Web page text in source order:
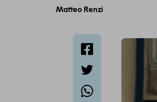
Matteo Renzi